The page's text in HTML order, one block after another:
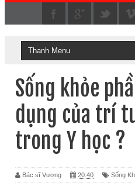
Sống khỏe
dụng của trí
trong Y học ?
Bác sĩ Vượng 20:40 Sống